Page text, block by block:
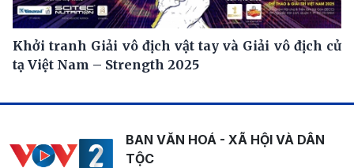
Khởi tranh Giải vô địch vật tay và Giải vô địch cử
tạ Việt Nam – Strength 2025
BAN VĂN HOÁ - XÃ HỘI VÀ DÂN
TỘC